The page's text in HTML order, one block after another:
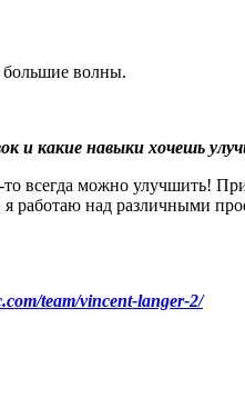
большие волны.
и какие навыки хочешь
всегда можно улучшить!
работаю над различными
team/vincent-langer-2/